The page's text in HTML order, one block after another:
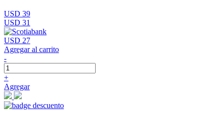
USD 39
USD 31
USD 27
Agregar al carrito
-
+
Agregar